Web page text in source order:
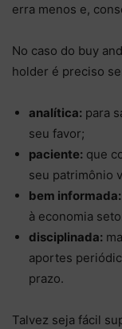
erra menos e,
No caso do buy
holder é preciso
analítica: para
seu favor;
paciente: que
seu patrimônio
bem informada:
à economia
disciplinada:
aportes
prazo.
Talvez seja fácil